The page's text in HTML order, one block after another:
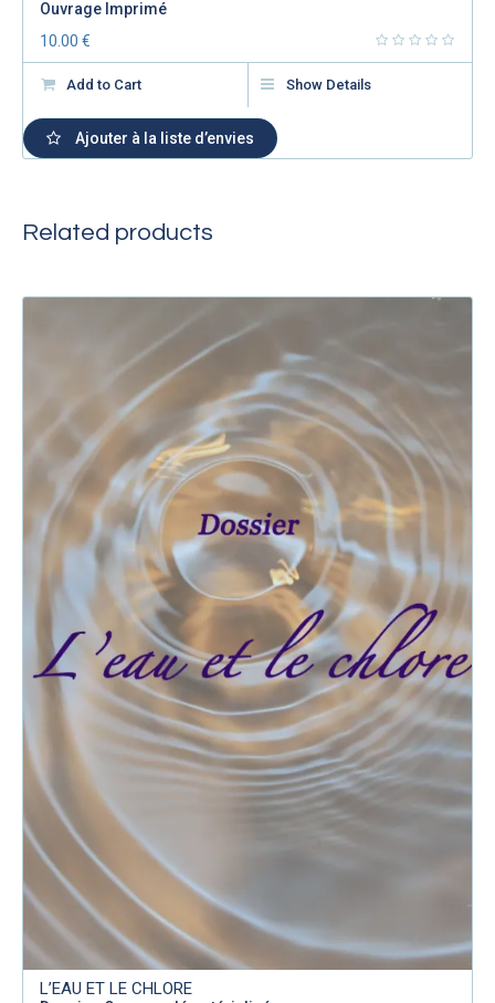
Ouvrage Imprimé
10.00€
Add to Cart Show Details
Ajouter à la liste d’envies
Related products
L’EAU ET LE CHLORE